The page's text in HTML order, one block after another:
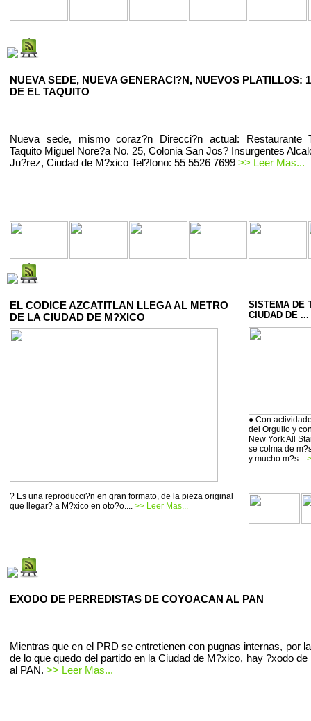
NUEVA SEDE, NUEVA GENERACI?N, NUEVOS PLATILLOS:
DE EL TAQUITO
Nueva sede, mismo coraz?n Direcci?n actual: Restaurante
Taquito Miguel Nore?a No. 25, Colonia San Jos? Insurgentes
Ju?rez, Ciudad de M?xico Tel?fono: 55 5526 7699 >> Leer Mas...
EL CODICE AZCATITLAN LLEGA AL METRO
DE LA CIUDAD DE M?XICO
? Es una reproducci?n en gran formato, de la pieza original
que llegar? a M?xico en oto?o.... >> Leer Mas...
SISTEMA DE
CIUDAD DE ...
● Con
del Orgullo y
New York All
se colma de
y mucho m?s...
EXODO DE PERREDISTAS DE COYOACAN AL PAN
Mientras que en el PRD se entretienen con pugnas internas, por
de lo que quedo del partido en la Ciudad de M?xico, hay ?xodo de
al PAN. >> Leer Mas...